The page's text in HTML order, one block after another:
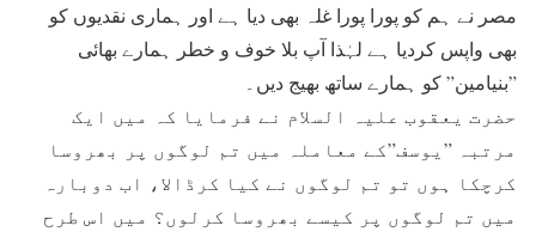
مصر نے ہم کو پورا پورا غلہ بھی دیا ہے اور ہماری نقدیوں کو
بھی واپس کردیا ہے لہٰذا آپ بلا خوف و خطر ہمارے بھائی
”بنیامین” کو ہمارے ساتھ بھیج دیں۔
حضرت یعقوب علیہ السلام نے فرمایا کہ میں ایک
مرتبہ ”یوسف”کے معاملہ میں تم لوگوں پر بھروسا
کرچکا ہوں تو تم لوگوں نے کیا کرڈالا، اب دوبارہ
میں تم لوگوں پر کیسے بھروسا کرلوں؟ میں اس طرح